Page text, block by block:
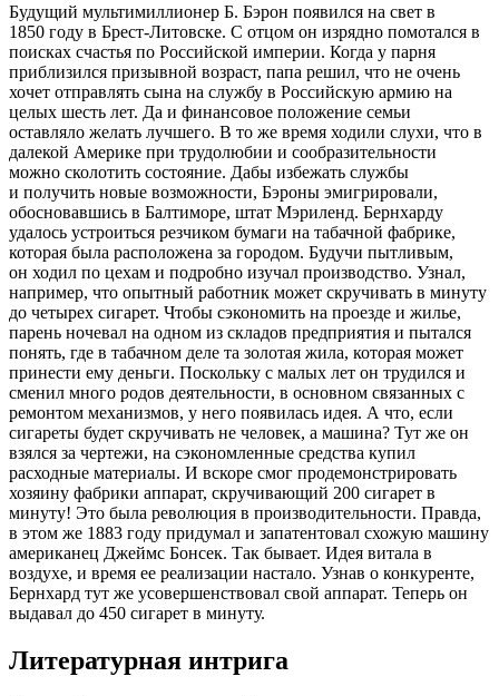
Будущий мультимиллионер Б. Бэрон появился на свет в
1850 году в Брест-Литовске. С отцом он изрядно помотался в
поисках счастья по Российской империи. Когда у парня
приблизился призывной возраст, папа решил, что не очень
хочет отправлять сына на службу в Российскую армию на
целых шесть лет. Да и финансовое положение семьи
оставляло желать лучшего. В то же время ходили слухи, что в
далекой Америке при трудолюбии и сообразительности
можно сколотить состояние. Дабы избежать службы
и получить новые возможности, Бэроны эмигрировали,
обосновавшись в Балтиморе, штат Мэриленд. Бернхарду
удалось устроиться резчиком бумаги на табачной фабрике,
которая была расположена за городом. Будучи пытливым,
он ходил по цехам и подробно изучал производство. Узнал,
например, что опытный работник может скручивать в минуту
до четырех сигарет. Чтобы сэкономить на проезде и жилье,
парень ночевал на одном из складов предприятия и пытался
понять, где в табачном деле та золотая жила, которая может
принести ему деньги. Поскольку с малых лет он трудился и
сменил много родов деятельности, в основном связанных с
ремонтом механизмов, у него появилась идея. А что, если
сигареты будет скручивать не человек, а машина? Тут же он
взялся за чертежи, на сэкономленные средства купил
расходные материалы. И вскоре смог продемонстрировать
хозяину фабрики аппарат, скручивающий 200 сигарет в
минуту! Это была революция в производительности. Правда,
в этом же 1883 году придумал и запатентовал схожую машину
американец Джеймс Бонсек. Так бывает. Идея витала в
воздухе, и время ее реализации настало. Узнав о конкуренте,
Бернхард тут же усовершенствовал свой аппарат. Теперь он
выдавал до 450 сигарет в минуту.
Литературная интрига